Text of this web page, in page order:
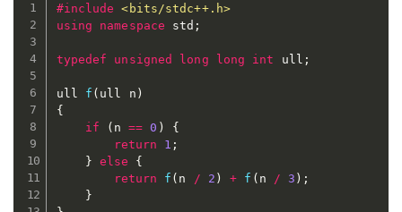
#include
<bits/stdc++.h>
using
namespace std ;
typedef unsigned long long int ull ;
ull f ( ull n )
{
if
( n == 0 )
{
return
1 ;
} else
{
return
f ( n / 2 ) + f ( n / 3 ) ;
}